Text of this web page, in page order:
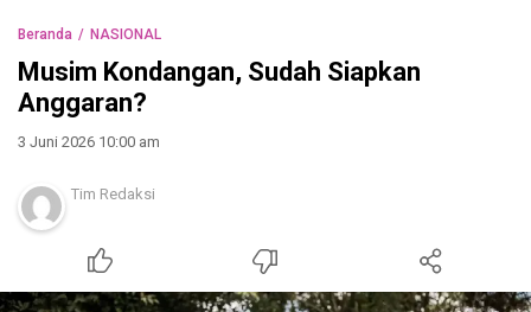
Beranda NASIONAL
Musim Kondangan, Sudah Siapkan
Anggaran?
3 Juni 2026 10:00 am
Tim Redaksi